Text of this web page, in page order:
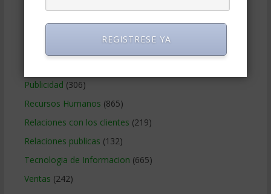
Métodos Gerenciales(280)
Negocios Internacionales(2.257)
Publicidad (306)
Recursos Humanos (865)
Relaciones con los clientes (219)
Relaciones publicas (132)
Tecnologia de Informacion (665)
Ventas (242)
REGISTRESE YA